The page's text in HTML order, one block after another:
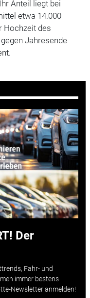
Anteil liegt bei
etwa 14.000
Hochzeit des
Jahresende
Der
Fahr- und
immer bestens
Newsletter anmelden!